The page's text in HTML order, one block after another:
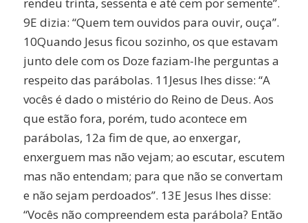
9E dizia: “Quem tem ouvidos para ouvir, ouça”.
10Quando Jesus ficou sozinho, os que estavam
junto dele com os Doze faziam-lhe perguntas a
respeito das parábolas. 11Jesus lhes disse: “A
vocês é dado o mistério do Reino de Deus. Aos
que estão fora, porém, tudo acontece em
parábolas, 12a fim de que, ao enxergar,
enxerguem mas não vejam; ao escutar, escutem
mas não entendam; para que não se convertam
e não sejam perdoados”. 13E Jesus lhes disse:
“Vocês não compreendem esta parábola? Então